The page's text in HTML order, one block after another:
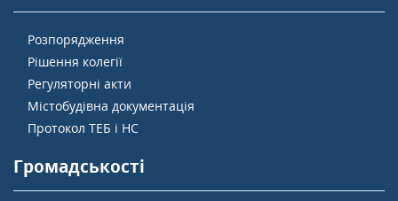
Розпорядження
Рішення колегії
Регуляторні акти
Містобудівна документація
Протокол ТЕБ і НС
Громадськості